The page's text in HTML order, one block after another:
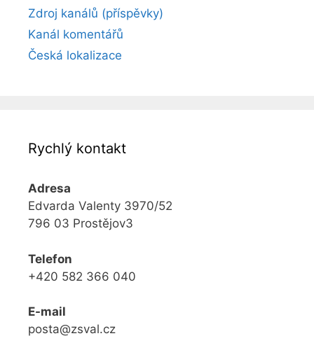
Zdroj kanálů (příspěvky)
Kanál komentářů
Česká lokalizace
Rychlý kontakt
Adresa
Edvarda Valenty 3970/52
796 03 Prostějov3
Telefon
+420 582 366 040
E-mail
posta@zsval.cz